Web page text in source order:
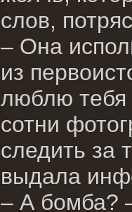
слов,
– Она
из
люблю тебя
сотни
следить за
выдала
– А бомба?